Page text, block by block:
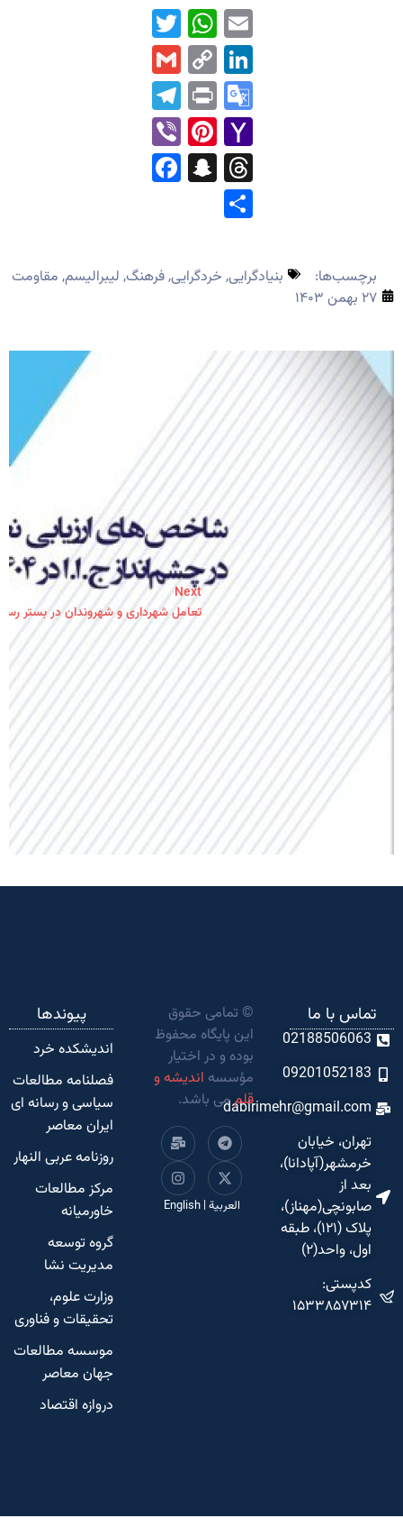
Email
WhatsApp
Twitter
LinkedIn
Copy
Link
Gmail
Google
Translate
Print
Telegram
Yahoo
Mail
Pinterest
Viber
Threads
Snapchat
Facebook
Share
برچسب‌ها: بنیادگرایی,خردگرایی,فرهنگ,لیبرالیسم,مقاومت
۲۷ بهمن ۱۴۰۳
Next
تعامل شهرداری و شهروندان در بستر
تماس با ما
02188506063
09201052183
dabirimehr@gmail.com
تهران، خیابان
خرمشهر(آپادانا)،
بعد از
صابونچی(مهناز)،
پلاک (۱۲۱)، طبقه
اول، واحد(۲)
کدپستی:
۱۵۳۳۸۵۷۳۱۴
© تمامی حقوق
این پایگاه محفوظ
بوده و در اختیار
مؤسسه اندیشه و
قلممی باشد.
العربية|
English
پیوندها
اندیشکده‌ خرد
فصلنامه مطالعات
سیاسی و رسانه ای
ایران معاصر
روزنامه عربی النهار
مرکز مطالعات
خاورمیانه
گروه توسعه
مدیریت نشا
وزارت علوم،
تحقیقات و فناوری
موسسه مطالعات
جهان معاصر
دروازه اقتصاد